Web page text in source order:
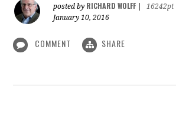
posted by RICHARD WOLFF
16242pt
January 10, 2016
COMMENT SHARE